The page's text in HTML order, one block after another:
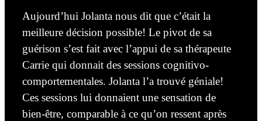
Aujourd’hui Jolanta nous dit que c’était la
meilleure décision possible! Le pivot de sa
guérison s’est fait avec l’appui de sa thérapeute
Carrie qui donnait des sessions cognitivo-
comportementales. Jolanta l’a trouvé géniale!
Ces sessions lui donnaient une sensation de
bien-être, comparable à ce qu’on ressent après